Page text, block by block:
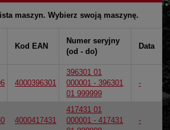
maszyn. Wybierz swoją maszynę.
Kod EAN
Numer seryjny
(od - do)
Data
4000396301
396301 01
000001 - 396301
01 999999
-
4000417431
417431 01
000001 - 417431
-